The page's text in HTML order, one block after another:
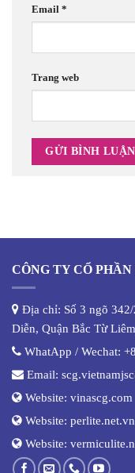
Email *
Trang web
CÔNG TY CỔ
Địa chỉ: Số 3 ngõ
Diễn, Quận Bắc Từ
WhatApp / Wechat:
Email:
Website: vinascg.com
Website: perlite.net.vn
Website: